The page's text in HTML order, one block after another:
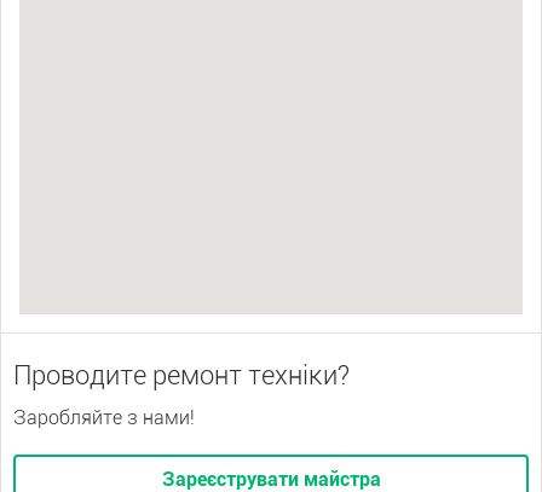
Проводите ремонт техніки?
Заробляйте з нами!
Зареєструвати майстра